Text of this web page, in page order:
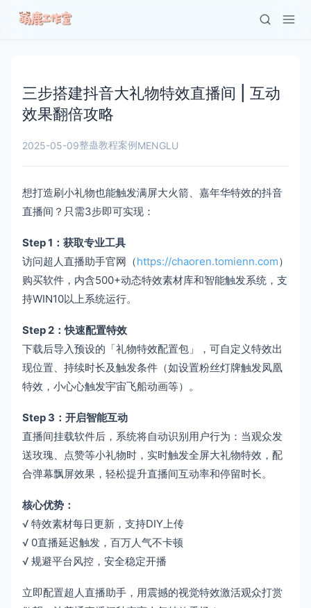
三步搭建抖音大礼物特效直播间 | 互动
效果翻倍攻略
2025-05-09整蛊教程案例MENGLU
想打造刷小礼物也能触发满屏大火箭、嘉年华特效的抖音
直播间？只需3步即可实现：
Step 1：获取专业工具
访问超人直播助手官网（https://chaoren.tomienn.com）
购买软件，内含500+动态特效素材库和智能触发系统，支
持WIN10以上系统运行。
Step 2：快速配置特效
下载后导入预设的「礼物特效配置包」，可自定义特效出
现位置、持续时长及触发条件（如设置粉丝灯牌触发凤凰
特效，小心心触发宇宙飞船动画等）。
Step 3：开启智能互动
直播间挂载软件后，系统将自动识别用户行为：当观众发
送玫瑰、点赞等小礼物时，实时触发全屏大礼物特效，配
合弹幕飘屏效果，轻松提升直播间互动率和停留时长。
核心优势：​
√ 特效素材每日更新，支持DIY上传
√ 0直播延迟触发，百万人气不卡顿
√ 规避平台风控，安全稳定开播
立即配置超人直播助手，用震撼的视觉特效激活观众打赏